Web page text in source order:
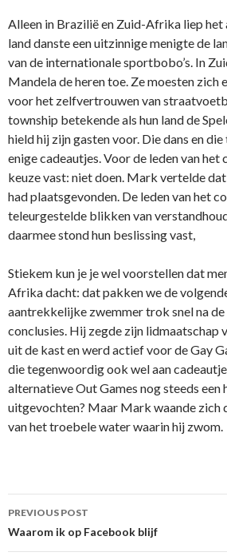
Alleen in Brazilië en Zuid-Afrika liep het
land danste een uitzinnige menigte de
van de internationale sportbobo’s. In
Mandela de heren toe. Ze moesten zich
voor het zelfvertrouwen van
township betekende als hun land de
hield hij zijn gasten voor. Die dans en
enige cadeautjes. Voor de leden van het
keuze vast: niet doen. Mark vertelde
had plaatsgevonden. De leden van het
teleurgestelde blikken van
daarmee stond hun beslissing vast,
Stiekem kun je je wel voorstellen dat
Afrika dacht: dat pakken we de
aantrekkelijke zwemmer trok snel na
conclusies. Hij zegde zijn lidmaatschap
uit de kast en werd actief voor de Gay
die tegenwoordig ook wel aan
alternatieve Out Games nog steeds een
uitgevochten? Maar Mark waande zich
van het troebele water waarin hij zwom.
Post
navigation
PREVIOUS POST
Waarom ik op Facebook blijf